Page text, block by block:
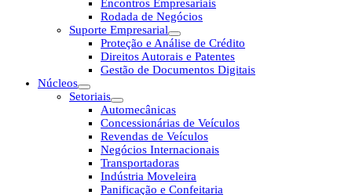
Encontros Empresariais
Rodada de Negócios
Suporte Empresarial
Proteção e Análise de Crédito
Direitos Autorais e Patentes
Gestão de Documentos Digitais
Núcleos
Setoriais
Automecânicas
Concessionárias de Veículos
Revendas de Veículos
Negócios Internacionais
Transportadoras
Indústria Moveleira
Panificação e Confeitaria